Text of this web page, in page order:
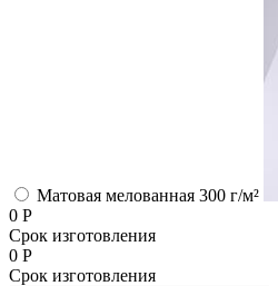
Матовая мелованная 300 г/м²
0 Р
Срок изготовления
0 Р
Срок изготовления